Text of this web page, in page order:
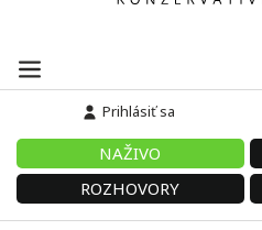
Prihlásiť sa
NAŽIVO
ROZHOVORY